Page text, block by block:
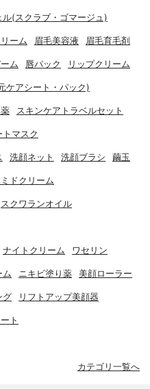
ル(スクラブ・ゴマージュ)
ーム 眉毛美容液 眉毛育毛剤
ム 唇パック リップクリーム
ケアシート・パック)
スキンケアトラベルセット
マスク
洗顔ネット 洗顔ブラシ 繭玉
ドクリーム
スクワランオイル
ナイトクリーム ワセリン
ム ニキビ塗り薬 美顔ローラー
グ リフトアップ美顔器
ト
カテゴリ一覧へ